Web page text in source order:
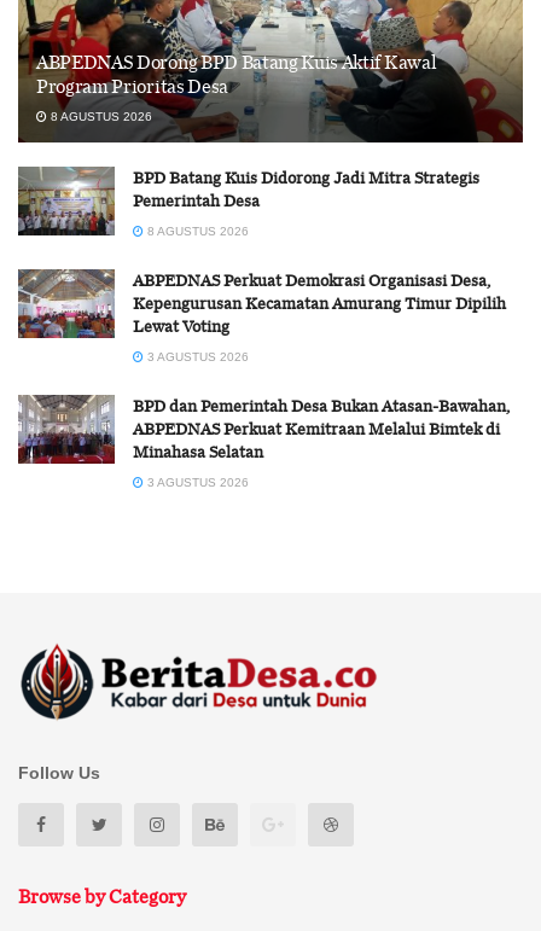
ABPEDNAS Dorong BPD Batang Kuis Aktif Kawal
Program Prioritas Desa
8 AGUSTUS 2026
BPD Batang Kuis Didorong Jadi Mitra Strategis
Pemerintah Desa
8 AGUSTUS 2026
ABPEDNAS Perkuat Demokrasi Organisasi Desa,
Kepengurusan Kecamatan Amurang Timur Dipilih
Lewat Voting
3 AGUSTUS 2026
BPD dan Pemerintah Desa Bukan Atasan-Bawahan,
ABPEDNAS Perkuat Kemitraan Melalui Bimtek di
Minahasa Selatan
3 AGUSTUS 2026
Follow Us
Browse by Category